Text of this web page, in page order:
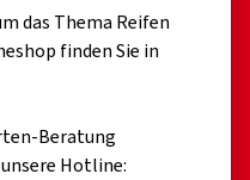
das Thema Reifen
finden Sie in
Beratung
Hotline: